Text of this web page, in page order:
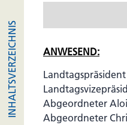
INHALTSVERZEICHNIS
ANWESEND:
Abgeordneter
Abgeordneter